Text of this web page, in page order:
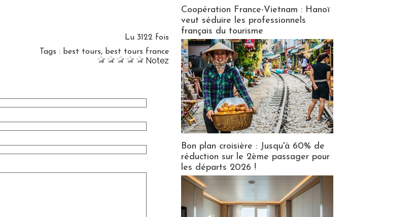
Lu 3122 fois
Tags : best tours, best tours france
Notez
Coopération France-Vietnam : Hanoï
veut séduire les professionnels
français du tourisme
Bon plan croisière : Jusqu'à 60% de
réduction sur le 2ème passager pour
les départs 2026 !